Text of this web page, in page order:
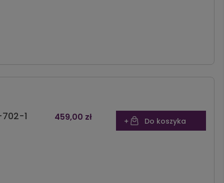
1 459,00 zł Do koszyka